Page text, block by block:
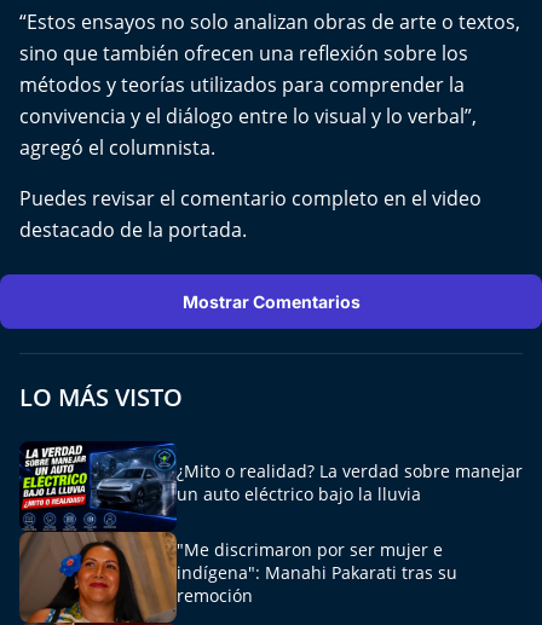
Conexión Digital
La Ruta del Pulsar
Psicología Abierta
Sesiones Dieciocheras
Expreso PM
Conecta Vida
El Mejor País de Chile
Te invito a tomar once
Bío Bío en Ruta
“Estos ensayos no solo analizan obras de arte o textos,
sino que también ofrecen una reflexión sobre los
métodos y teorías utilizados para comprender la
convivencia y el diálogo entre lo visual y lo verbal”,
agregó el columnista.
Puedes revisar el comentario completo en el video
destacado de la portada.
Mostrar Comentarios
LO MÁS VISTO
¿Mito o realidad? La verdad sobre manejar
un auto eléctrico bajo la lluvia
"Me discrimaron por ser mujer e
indígena": Manahi Pakarati tras su
remoción